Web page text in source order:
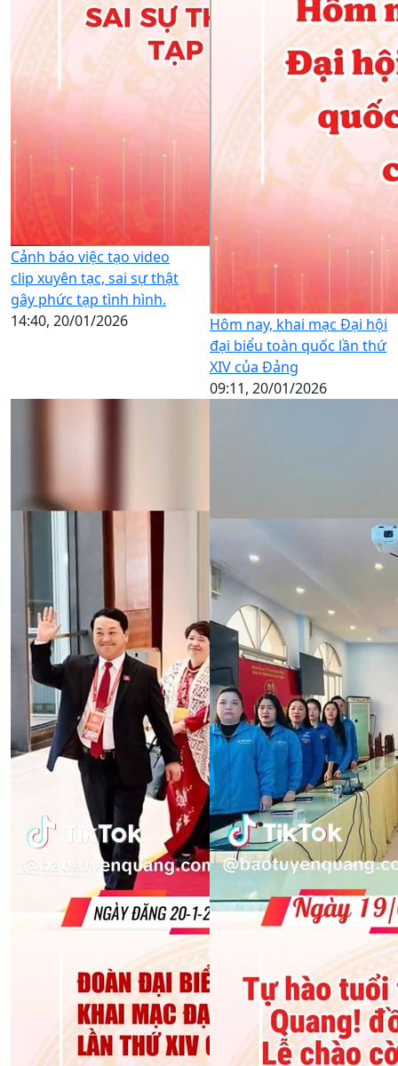
Cảnh báo việc tạo video
clip xuyên tạc, sai sự thật
gây phức tạp tình hình.
14:40, 20/01/2026
Hôm nay, khai mạc Đại hội
đại biểu toàn quốc lần thứ
XIV của Đảng
09:11, 20/01/2026